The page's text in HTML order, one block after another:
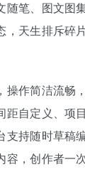
笔、图文
天生排斥
作简洁流
自定义、
持随时草
，创作者